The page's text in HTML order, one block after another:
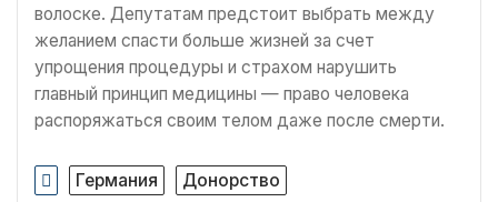
волоске. Депутатам предстоит выбрать между
желанием спасти больше жизней за счет
упрощения процедуры и страхом нарушить
главный принцип медицины — право человека
распоряжаться своим телом даже после смерти.
Германия Донорство